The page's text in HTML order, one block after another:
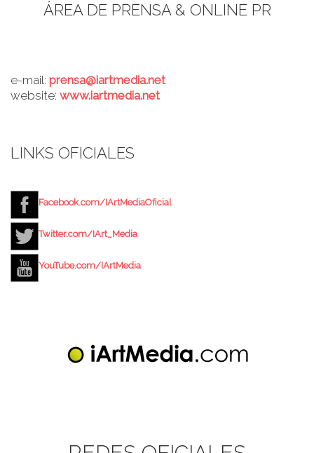
ÁREA DE PRENSA & ONLINE PR
e-mail: prensa@iartmedia.net
website: www.iartmedia.net
LINKS OFICIALES
Facebook.com/IArtMediaOficial
Twitter.com/IArt_Media
YouTube.com/IArtMedia